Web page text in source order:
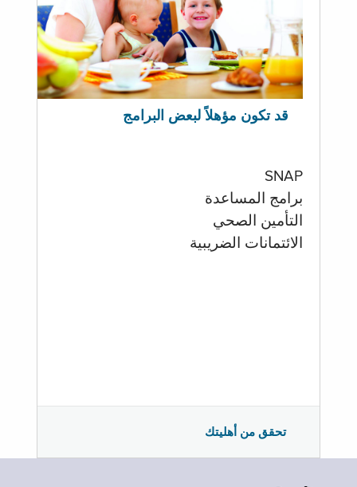
قد تكون مؤهلاً لبعض البرامج
SNAP
برامج المساعدة
التأمين الصحي
الائتمانات الضريبية
تحقق من أهليتك